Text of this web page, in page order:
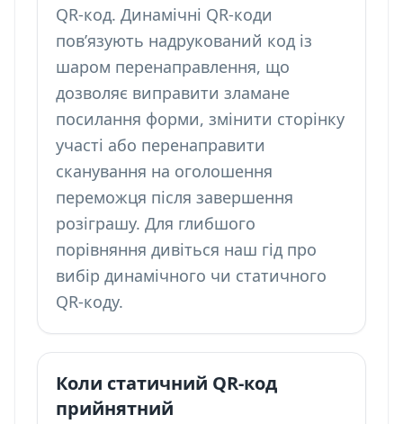
QR-код. Динамічні QR-коди
пов’язують надрукований код із
шаром перенаправлення, що
дозволяє виправити зламане
посилання форми, змінити сторінку
участі або перенаправити
сканування на оголошення
переможця після завершення
розіграшу. Для глибшого
порівняння дивіться наш гід про
вибір динамічного чи статичного
QR-коду.
Коли статичний QR-код
прийнятний